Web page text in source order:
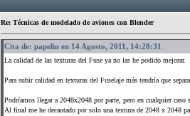
Re: Técnicas de modelado de aviones con Blender
Cita de: papelin en 14 Agosto, 2011, 14:28:31
La calidad de las texturas del Fuse ya no las he podido mejorar.
Para subir calidad en texturas del Fuselaje más tendría que
Podríamos llegar a 2048x2048 por parte, pero en cualquier
Al final me he decantado por solo una textura de 2048 x 2048